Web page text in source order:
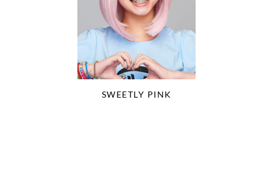
SWEETLY PINK